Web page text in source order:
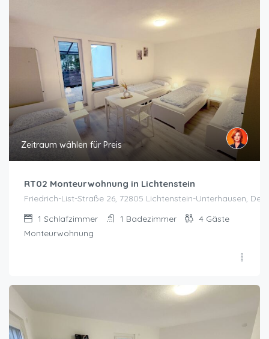
Zeitraum wählen für Preis
RT02 Monteurwohnung in Lichtenstein
Friedrich-List-Straße 26, 72805 Lichtenstein-Unterhausen,
1 Schlafzimmer 1 Badezimmer 4 Gäste
Monteurwohnung